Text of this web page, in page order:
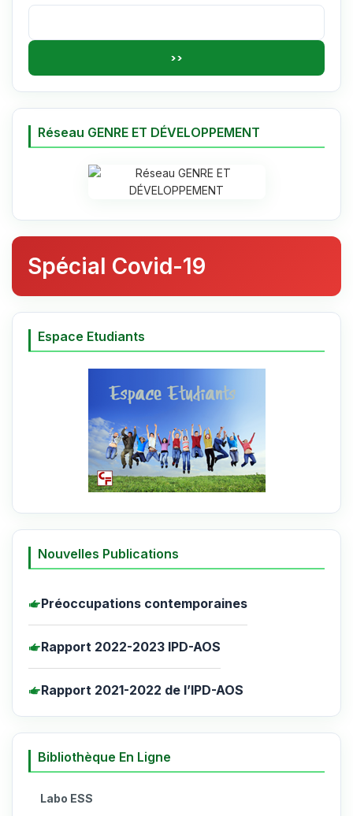
Rechercher :
Réseau GENRE ET DÉVELOPPEMENT
Spécial Covid-19
Espace Etudiants
Nouvelles Publications
Préoccupations contemporaines
Rapport 2022-2023 IPD-AOS
Rapport 2021-2022 de l’IPD-AOS
Bibliothèque En Ligne
Labo ESS